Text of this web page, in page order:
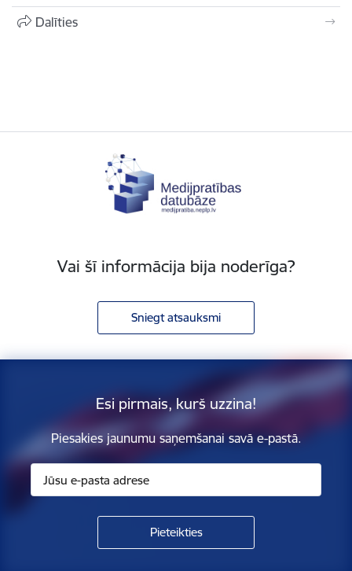
Dalīties
Vai šī informācija bija noderīga?
Sniegt atsauksmi
Esi pirmais, kurš uzzina!
Piesakies jaunumu saņemšanai savā e-pastā.